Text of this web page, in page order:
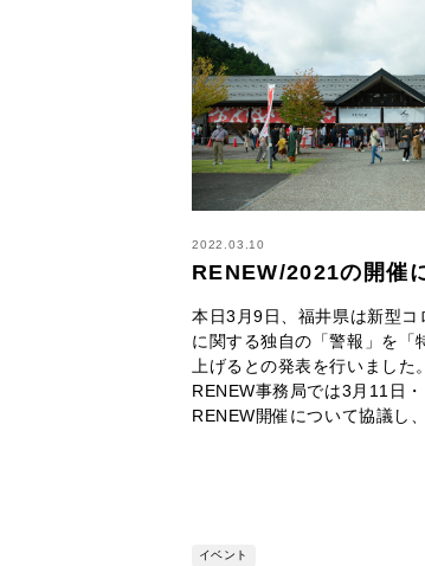
2022.03.10
RENEW/2021の開催
本日3月9日、福井県は新型コ
に関する独自の「警報」を「
上げるとの発表を行いました
RENEW事務局では3月11日
RENEW開催について協議し
イベント